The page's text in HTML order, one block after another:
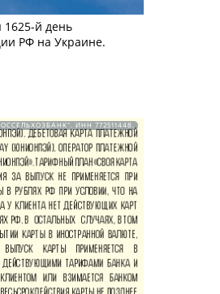
й день
РФ на Украине.
ИНН 772511448.